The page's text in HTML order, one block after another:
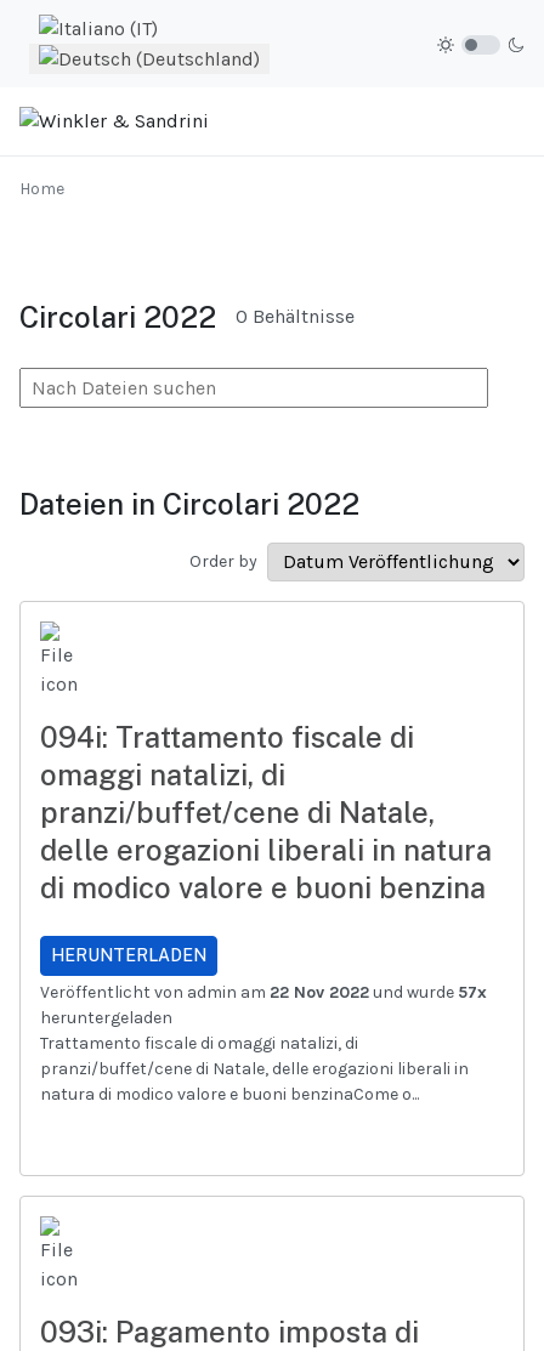
Sprache auswählen
Home
Circolari 2022 0 Behältnisse
Dateien in Circolari 2022
Order by
094i: Trattamento fiscale di
omaggi natalizi, di
pranzi/buffet/cene di Natale,
delle erogazioni liberali in natura
di modico valore e buoni benzina
HERUNTERLADEN
Veröffentlicht von admin am 22 Nov 2022und wurde 57x
heruntergeladen
Trattamento fiscale di omaggi natalizi, di
pranzi/buffet/cene di Natale, delle erogazioni liberali in
natura di modico valore e buoni benzinaCome o...
093i: Pagamento imposta di